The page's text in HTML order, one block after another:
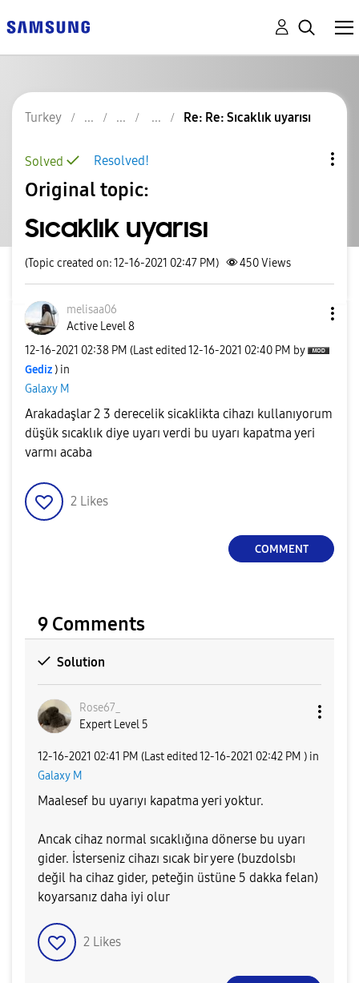
Turkey Re: Re: Sıcaklık uyarısı
Resolved!
Solved
Original topic:
Sıcaklık uyarısı
(Topic created on: 12-16-2021 02:47 PM) 450Views
melisaa06
Active Level 8
‎12-16-2021 02:38 PM (Last edited ‎12-16-2021 02:40 PM by
Gediz ) in
Galaxy M
Arakadaşlar 2 3 derecelik sicaklikta cihazı kullanıyorum
düşük sıcaklık diye uyarı verdi bu uyarı kapatma yeri
varmı acaba
2 Likes
COMMENT
9 Comments
Solution
Rose67_
Expert Level 5
‎12-16-2021 02:41 PM (Last edited ‎12-16-2021 02:42 PM ) in
Galaxy M
Maalesef bu uyarıyı kapatma yeri yoktur.
Ancak cihaz normal sıcaklığına dönerse bu uyarı
gider. İsterseniz cihazı sıcak bir yere (buzdolsbı
değil ha cihaz gider, peteğin üstüne 5 dakka felan)
koyarsanız daha iyi olur
2 Likes